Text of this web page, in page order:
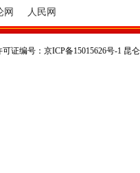
网 人民网
可证编号：京ICP备15015626号-1 昆